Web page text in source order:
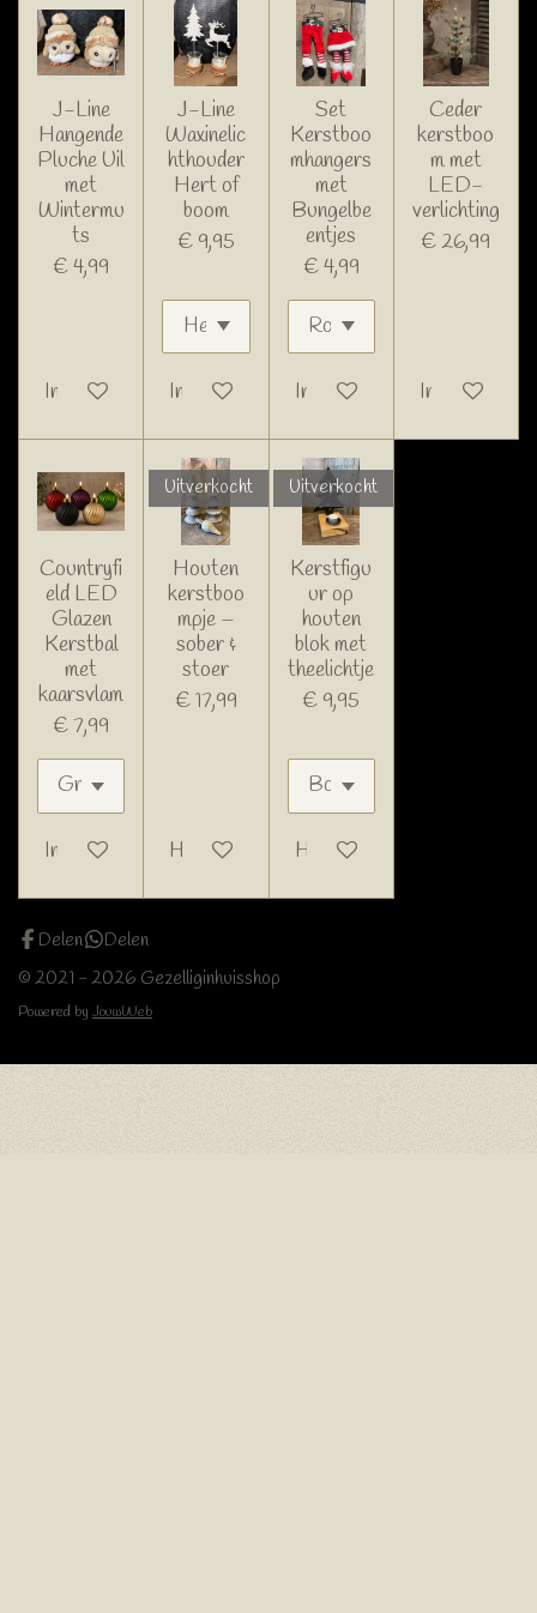
J-Line
Hangende
Pluche Uil
met
Wintermu
ts
€ 4,99
In winkelwagen
J-Line
Waxinelic
hthouder
Hert of
boom
€ 9,95
In winkelwagen
Set
Kerstboo
mhangers
met
Bungelbe
entjes
€ 4,99
In winkelwagen
Ceder
kerstboo
m met
LED-
verlichting
€ 26,99
In
Countryfi
eld LED
Glazen
Kerstbal
met
kaarsvlam
€ 7,99
In winkelwagen
Uitverkocht
Houten
kerstboo
mpje –
sober &
stoer
€ 17,99
Houd mij op de hoogte
Uitverkocht
Kerstfigu
ur op
houten
blok met
theelichtje
€ 9,95
Houd mij op de hoogte
Delen
Delen
© 2021 - 2026 Gezelliginhuisshop
Powered by JouwWeb